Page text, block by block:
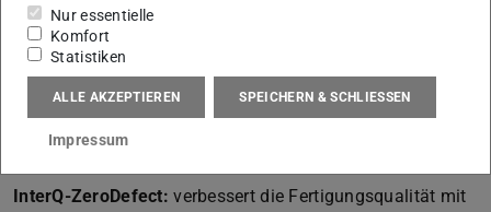
gesammelten Daten aus der Perspektive der Konsistenz
und des historischen Trends, und ein Reparatursystem
behebt den erkannten Fehler. Auf diese Weise wird die
Zuverlässigkeit der an die Optimierungsalgorithmen
übertragenen Daten sichergestellt und die Fehlerquote bei
InterQ-ZeroDefect: verbessert die Fertigungsqualität mit
Nur essentielle
Komfort
Statistiken
ALLE AKZEPTIEREN SPEICHERN & SCHLIESSEN
Impressum